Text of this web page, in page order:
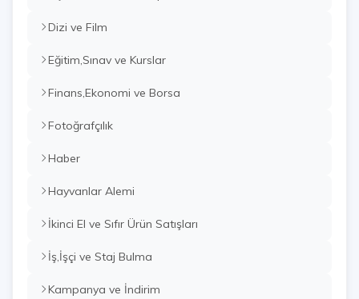
Dizi ve Film
Eğitim,Sınav ve Kurslar
Finans,Ekonomi ve Borsa
Fotoğrafçılık
Haber
Hayvanlar Alemi
İkinci El ve Sıfır Ürün Satışları
İş,İşçi ve Staj Bulma
Kampanya ve İndirim